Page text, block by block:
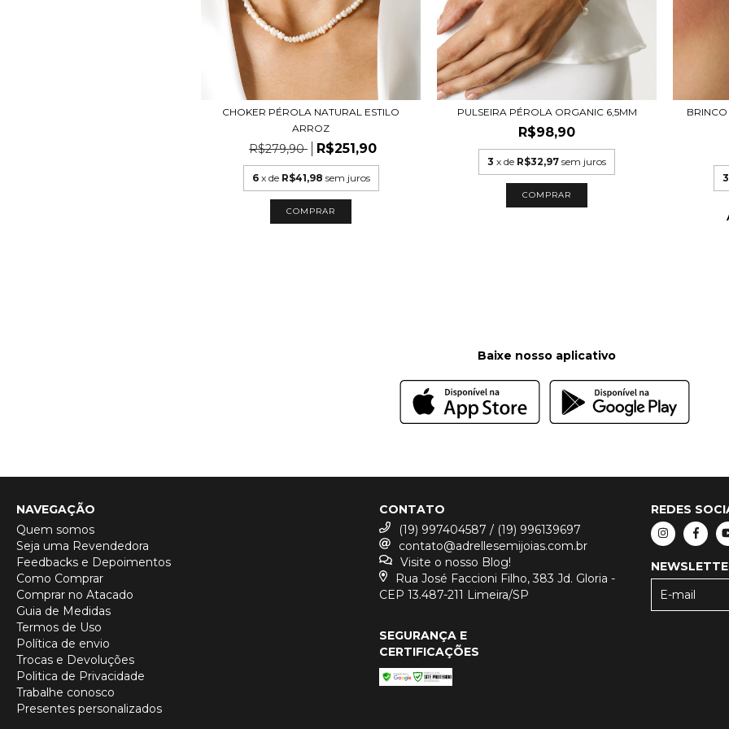
CHOKER PÉROLA NATURAL ESTILO
ARROZ
R$279,90 R$251,90
6 x de R$41,98 sem juros
PULSEIRA PÉROLA ORGANIC 6,5MM
R$98,90
3 x de R$32,97 sem juros
3
Baixe nosso aplicativo
NAVEGAÇÃO
Quem somos
Seja uma Revendedora
Feedbacks e Depoimentos
Como Comprar
Comprar no Atacado
Guia de Medidas
Termos de Uso
Política de envio
Trocas e Devoluções
Politica de Privacidade
Trabalhe conosco
Presentes personalizados
CONTATO
(19) 997404587 / (19) 996139697
contato@adrellesemijoias.com.br
Visite o nosso Blog!
Rua José Faccioni Filho, 383 Jd. Gloria -
CEP 13.487-211 Limeira/SP
REDES
SEGURANÇA E
CERTIFICAÇÕES